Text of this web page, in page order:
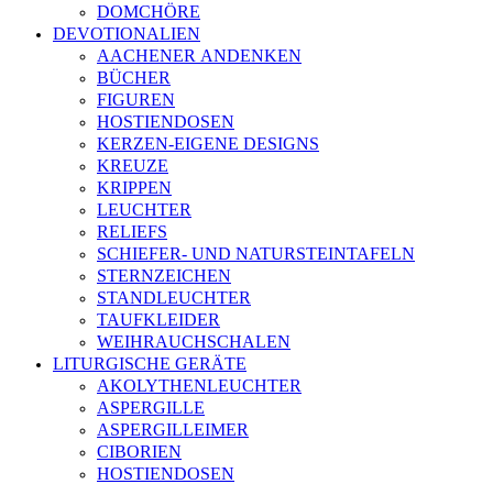
DOMCHÖRE
DEVOTIONALIEN
AACHENER ANDENKEN
BÜCHER
FIGUREN
HOSTIENDOSEN
KERZEN-EIGENE DESIGNS
KREUZE
KRIPPEN
LEUCHTER
RELIEFS
SCHIEFER- UND NATURSTEINTAFELN
STERNZEICHEN
STANDLEUCHTER
TAUFKLEIDER
WEIHRAUCHSCHALEN
LITURGISCHE GERÄTE
AKOLYTHENLEUCHTER
ASPERGILLE
ASPERGILLEIMER
CIBORIEN
HOSTIENDOSEN